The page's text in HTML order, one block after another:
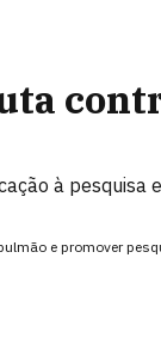
à pesquisa
e promover